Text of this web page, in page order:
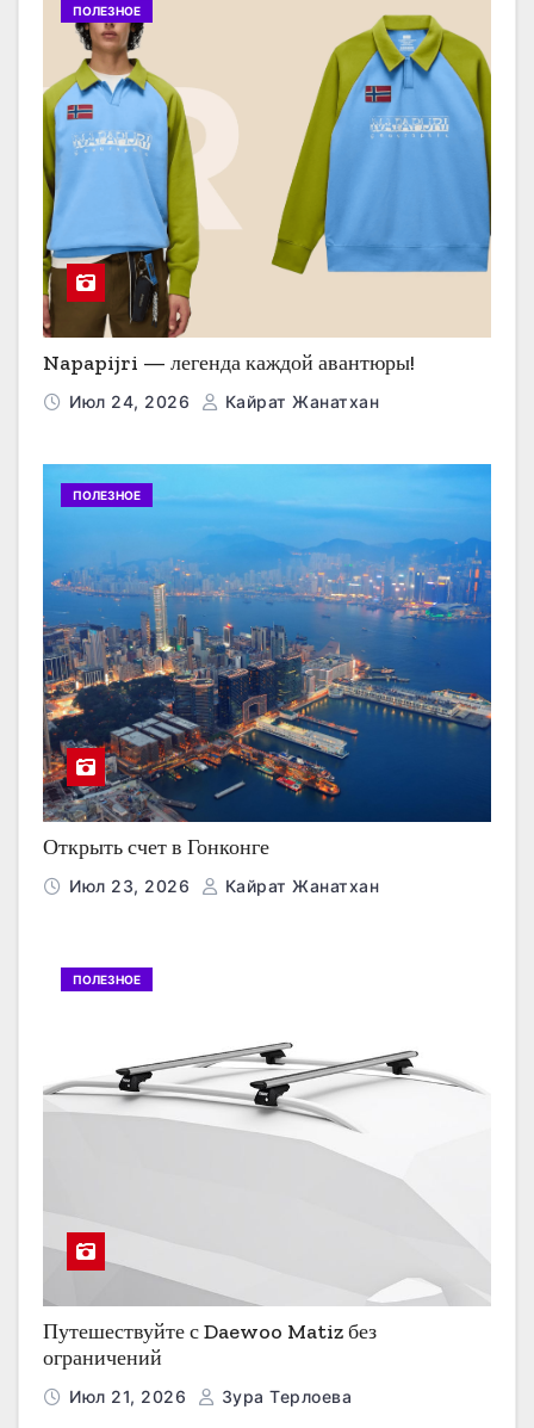
ПОЛЕЗНОЕ
Napapijri — легенда каждой авантюры!
Июл 24, 2026 Кайрат Жанатхан
ПОЛЕЗНОЕ
Открыть счет в Гонконге
Июл 23, 2026 Кайрат Жанатхан
ПОЛЕЗНОЕ
Путешествуйте с Daewoo Matiz без
ограничений
Июл 21, 2026 Зура Терлоева